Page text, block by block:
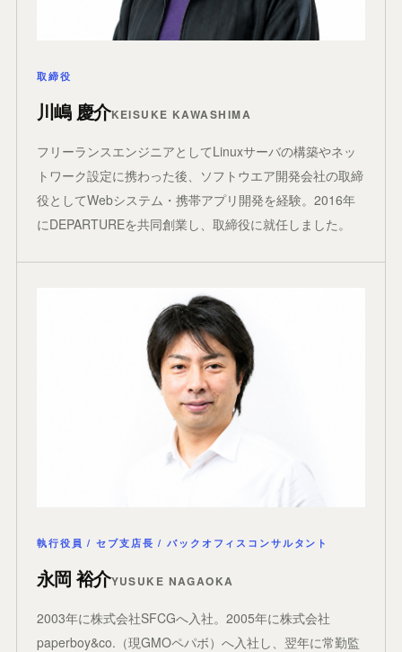
取締役
川嶋 慶介KEISUKE KAWASHIMA
フリーランスエンジニアとしてLinuxサーバの構築やネッ
トワーク設定に携わった後、ソフトウエア開発会社の取締
役としてWebシステム・携帯アプリ開発を経験。2016年
にDEPARTUREを共同創業し、取締役に就任しました。
執行役員 / セブ支店長 / バックオフィスコンサルタント
永岡 裕介YUSUKE NAGAOKA
2003年に株式会社SFCGへ入社。2005年に株式会社
paperboy&co.（現GMOペパボ）へ入社し、翌年に常勤監